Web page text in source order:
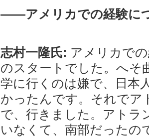
――アメリカでの経験に
志村一隆氏: アメリカで
のスタートでした。へそ
学に行くのは嫌で、日本
かったんです。それでア
で、行きました。アトラ
いなくて、南部だったの